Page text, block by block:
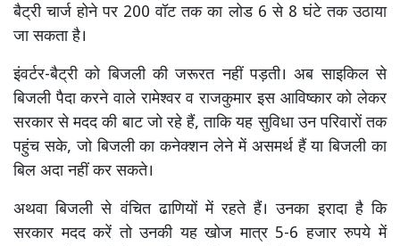
बैट्री चार्ज होने पर 200 वॉट तक का लोड 6 से 8 घंटे तक उठाया
जा सकता है।
इंवर्टर-बैट्री को बिजली की जरूरत नहीं पड़ती। अब साइकिल से
बिजली पैदा करने वाले रामेश्वर व राजकुमार इस आविष्कार को लेकर
सरकार से मदद की बाट जो रहे हैं, ताकि यह सुविधा उन परिवारों तक
पहुंच सके, जो बिजली का कनेक्शन लेने में असमर्थ हैं या बिजली का
बिल अदा नहीं कर सकते।
अथवा बिजली से वंचित ढाणियों में रहते हैं। उनका इरादा है कि
सरकार मदद करें तो उनकी यह खोज मात्र 5-6 हजार रुपये में